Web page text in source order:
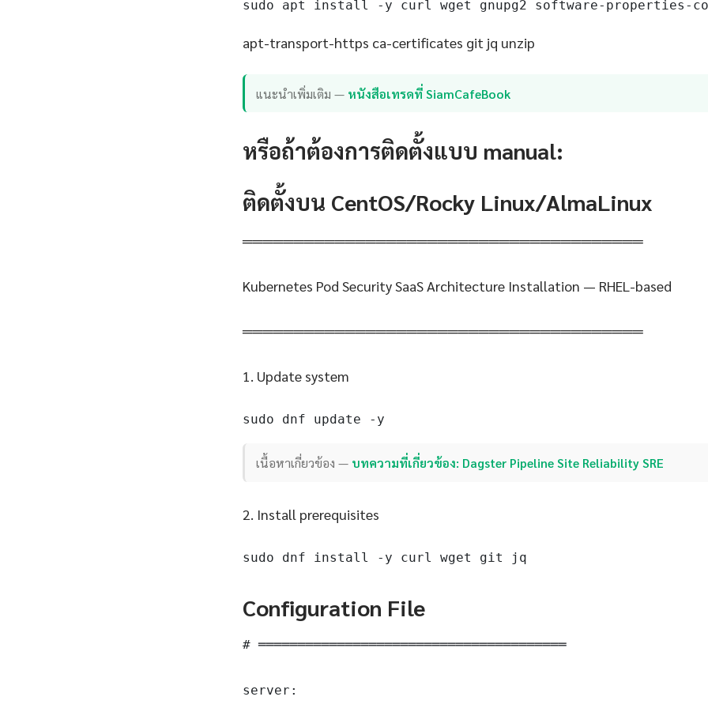
sudo apt install -y curl wget gnupg2 software-properties-
apt-transport-https ca-certificates git jq unzip
แนะนำเพิ่มเติม — หนังสือเทรดที่ SiamCafeBook
หรือถ้าต้องการติดตั้งแบบ manual:
ติดตั้งบน CentOS/Rocky Linux/AlmaLinux
═══════════════════════════════════════
Kubernetes Pod Security SaaS Architecture Installation — RHEL-based
═══════════════════════════════════════
1. Update system
sudo dnf update -y
เนื้อหาเกี่ยวข้อง — บทความที่เกี่ยวข้อง: Dagster Pipeline Site Reliability SRE
2. Install prerequisites
sudo dnf install -y curl wget git jq
Configuration File
# ═══════════════════════════════════════
server: